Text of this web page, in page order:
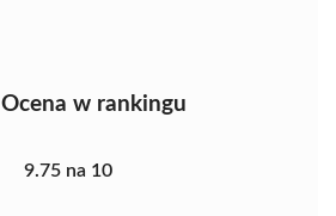
Ocena w rankingu
9.75 na 10